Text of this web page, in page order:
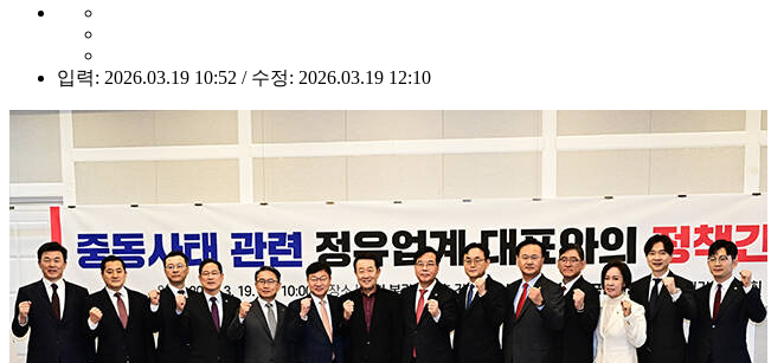
입력: 2026.03.19 10:52 / 수정: 2026.03.19 12:10